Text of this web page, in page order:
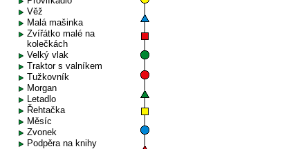
Věž
Malá mašinka
Zvířátko malé na
kolečkách
Velký vlak
Traktor s valníkem
Tužkovník
Morgan
Letadlo
Řehtačka
Měsíc
Zvonek
Podpěra na knihy